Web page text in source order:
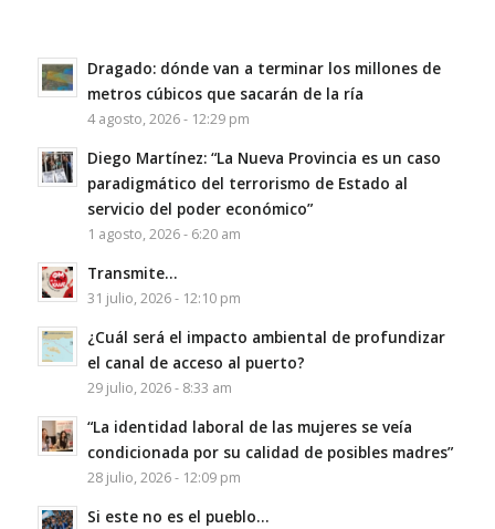
Dragado: dónde van a terminar los millones de
metros cúbicos que sacarán de la ría
4 agosto, 2026 - 12:29 pm
Diego Martínez: “La Nueva Provincia es un caso
paradigmático del terrorismo de Estado al
servicio del poder económico”
1 agosto, 2026 - 6:20 am
Transmite…
31 julio, 2026 - 12:10 pm
¿Cuál será el impacto ambiental de profundizar
el canal de acceso al puerto?
29 julio, 2026 - 8:33 am
“La identidad laboral de las mujeres se veía
condicionada por su calidad de posibles madres”
28 julio, 2026 - 12:09 pm
Si este no es el pueblo…